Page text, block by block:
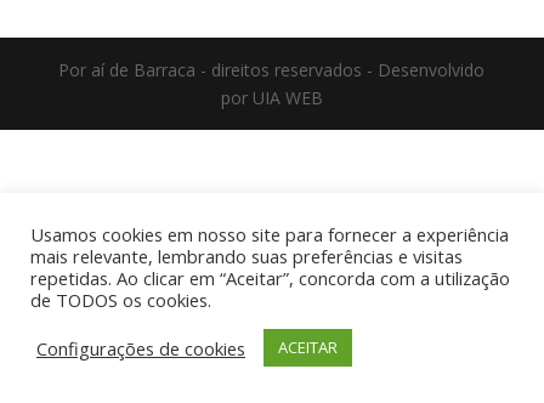
Por aí de Barraca - direitos reservados - Desenvolvido
por UIA WEB
Usamos cookies em nosso site para fornecer a experiência
mais relevante, lembrando suas preferências e visitas
repetidas. Ao clicar em “Aceitar”, concorda com a utilização
de TODOS os cookies.
Configurações de cookies
ACEITAR